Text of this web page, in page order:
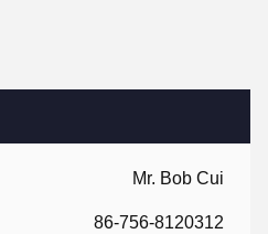
Mr. Bob Cui
86-756-8120312